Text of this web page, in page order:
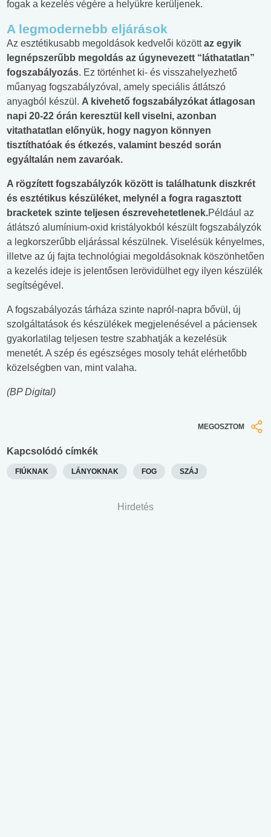
fogak a kezelés végére a helyükre kerüljenek.
A legmodernebb eljárások
Az esztétikusabb megoldások kedvelői közöttaz egyik
legnépszerűbb megoldás az úgynevezett “láthatatlan”
fogszabályozás. Ez történhet ki- és visszahelyezhető
műanyag fogszabályzóval, amely speciális átlátszó
anyagból készül. A kivehető fogszabályzókat átlagosan
napi 20-22 órán keresztül kell viselni, azonban
vitathatatlan előnyük, hogy nagyon könnyen
tisztíthatóak és étkezés, valamint beszéd során
egyáltalán nem zavaróak.
A rögzített fogszabályzók között is találhatunk diszkrét
és esztétikus készüléket, melynél a fogra ragasztott
bracketek szinte teljesen észrevehetetlenek.Például az
átlátszó alumínium-oxid kristályokból készült fogszabályzók
a legkorszerűbb eljárással készülnek. Viselésük kényelmes,
illetve az új fajta technológiai megoldásoknak köszönhetően
a kezelés ideje is jelentősen lerövidülhet egy ilyen készülék
segítségével.
A fogszabályozás tárháza szinte napról-napra bővül, új
szolgáltatások és készülékek megjelenésével a páciensek
gyakorlatilag teljesen testre szabhatják a kezelésük
menetét. A szép és egészséges mosoly tehát elérhetőbb
közelségben van, mint valaha.
(BP Digital)
MEGOSZTOM
Kapcsolódó címkék
FIÚKNAK LÁNYOKNAK FOG SZÁJ
Hirdetés